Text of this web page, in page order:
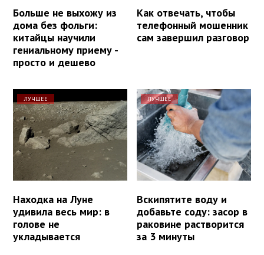
Больше не выхожу из
дома без фольги:
китайцы научили
гениальному приему -
просто и дешево
Как отвечать, чтобы
телефонный мошенник
сам завершил разговор
ЛУЧШЕЕ
Находка на Луне
удивила весь мир: в
голове не
укладывается
ЛУЧШЕЕ
Вскипятите воду и
добавьте соду: засор в
раковине растворится
за 3 минуты